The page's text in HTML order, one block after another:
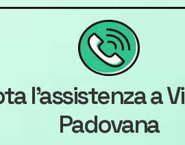
l'assistenza a
Padovana